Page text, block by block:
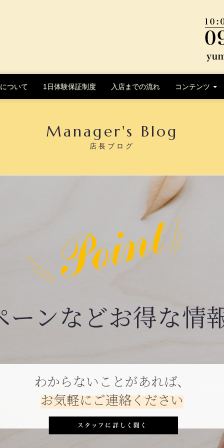
ついて 1日体験保証制度 入店までの流れ コンテンツ
Manager's Blog
店長ブログ
わからないことがあれば、
お気軽にご連絡ください
ーンなどお得な情